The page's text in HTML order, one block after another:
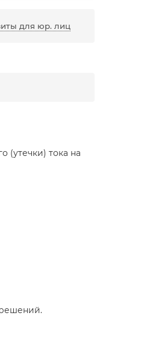
для юр. лиц
(утечки) тока на